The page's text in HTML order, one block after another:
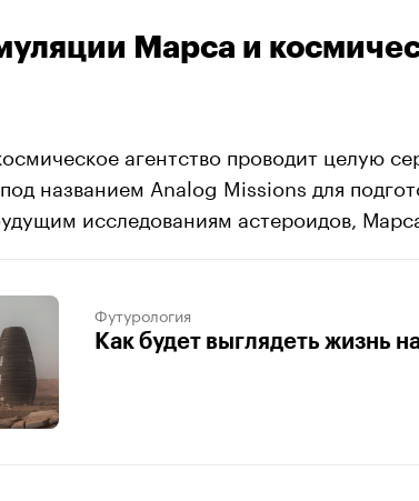
Марса и
агентство проводит целую
названием Analog Missions для
исследованиям астероидов,
Футурология
Как будет выглядеть жизнь